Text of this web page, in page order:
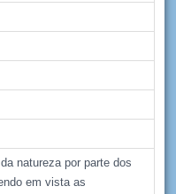
natureza por parte dos
em vista as